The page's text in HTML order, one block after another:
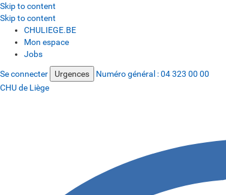
Skip to content
Skip to content
CHULIEGE.BE
Mon espace
Jobs
Se connecter Urgences Numéro général :04 323 00 00
CHU de Liège